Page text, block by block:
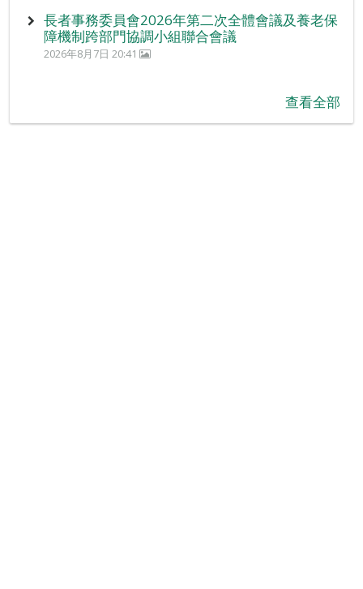
長者事務委員會2026年第二次全體會議及養老保
障機制跨部門協調小組聯合會議
2026年8月7日 20:41
查看全部